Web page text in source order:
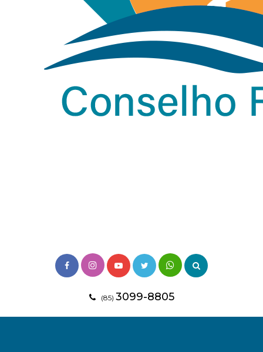
(85) 3099-8805